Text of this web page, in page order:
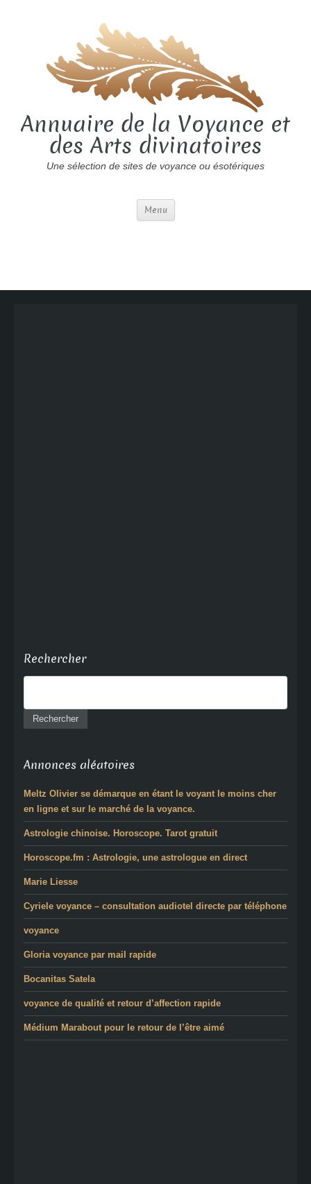
Annuaire de la Voyance et
des Arts divinatoires
Une sélection de sites de voyance ou ésotériques
Menu
Rechercher
Annonces aléatoires
Meltz Olivier se démarque en étant le voyant le moins cher
en ligne et sur le marché de la voyance.
Astrologie chinoise. Horoscope. Tarot gratuit
Horoscope.fm : Astrologie, une astrologue en direct
Marie Liesse
Cyriele voyance – consultation audiotel directe par téléphone
voyance
Gloria voyance par mail rapide
Bocanitas Satela
voyance de qualité et retour d’affection rapide
Médium Marabout pour le retour de l’être aimé